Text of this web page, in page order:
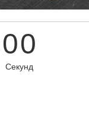
00
Секунд